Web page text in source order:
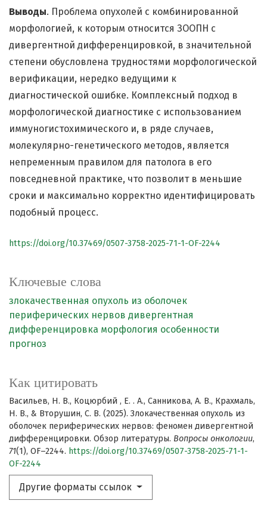
Ключевые слова
злокачественная опухоль из оболочек
периферических нервов дивергентная
дифференцировка морфология особенности
прогноз
Как цитировать
Васильев, Н. В., Коцюрбий , Е. . А., Санникова, А. В., Крахмаль,
Н. В., & Вторушин, С. В. (2025). Злокачественная опухоль из
оболочек периферических нервов: феномен дивергентной
дифференцировки. Обзор литературы. Вопросы онкологии,
71(1), OF–2244. https://doi.org/10.37469/0507-3758-2025-71-1-
OF-2244
Другие форматы ссылок
Выводы. Проблема опухолей с комбинированной
морфологией, к которым относится ЗООПН с
дивергентной дифференцировкой, в значительной
степени обусловлена трудностями морфологической
верификации, нередко ведущими к
диагностической ошибке. Комплексный подход в
морфологической диагностике с использованием
иммуногистохимического и, в ряде случаев,
молекулярно-генетического методов, является
непременным правилом для патолога в его
повседневной практике, что позволит в меньшие
сроки и максимально корректно идентифицировать
подобный процесс.
https://doi.org/10.37469/0507-3758-2025-71-1-OF-2244